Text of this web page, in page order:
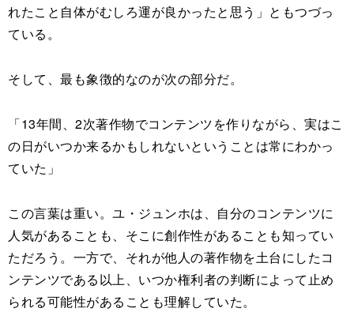
れたこと自体がむしろ運が良かったと思う」ともつづっ
ている。
そして、最も象徴的なのが次の部分だ。
「13年間、2次著作物でコンテンツを作りながら、実はこ
の日がいつか来るかもしれないということは常にわかっ
ていた」
この言葉は重い。ユ・ジュンホは、自分のコンテンツに
人気があることも、そこに創作性があることも知ってい
ただろう。一方で、それが他人の著作物を土台にしたコ
ンテンツである以上、いつか権利者の判断によって止め
られる可能性があることも理解していた。